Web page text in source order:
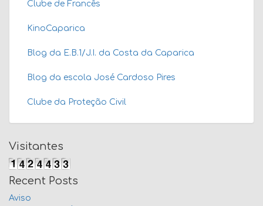
Clube de Francês
KinoCaparica
Blog da E.B.1/J.I. da Costa da Caparica
Blog da escola José Cardoso Pires
Clube da Proteção Civil
Visitantes
Recent Posts
Aviso